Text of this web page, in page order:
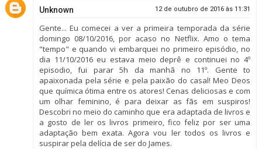
Unknown 12 de outubro de 2016 às 11:31
Gente... Eu comecei a ver a primeira temporada da série
domingo 08/10/2016, por acaso no Netflix. Amo o tema
"tempo" e quando vi embarquei no primeiro episódio, no
dia 11/10/2016 eu estava meio deprê e continuei no 4º
episodio, fui parar 5h da manhã no 11º. Gente to
apaixonada pela série e pela paixão do casal! Meo Deos
que química ótima entre os atores! Cenas deliciosas e com
um olhar feminino, é para deixar as fãs em suspiros!
Descobri no meio do caminho que era adaptada de livros e
a gosto de ler os livros primeiro, fico feliz por ser uma
adaptação bem exata. Agora vou ler todos os livros e
suspirar pela delícia de ser do James.